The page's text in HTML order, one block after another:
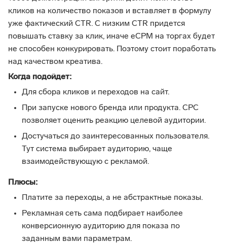
кликов на количество показов и вставляет в формулу
уже фактический CTR. С низким CTR придется
повышать ставку за клик, иначе еCPM на торгах будет
не способен конкурировать. Поэтому стоит поработать
над качеством креатива.
Когда подойдет:
Для сбора кликов и переходов на сайт.
При запуске нового бренда или продукта. CPC
позволяет оценить реакцию целевой аудитории.
Достучаться до заинтересованных пользователя.
Тут система выбирает аудиторию, чаще
взаимодействующую с рекламой.
Плюсы:
Платите за переходы, а не абстрактные показы.
Рекламная сеть сама подбирает наиболее
конверсионную аудиторию для показа по
заданным вами параметрам.